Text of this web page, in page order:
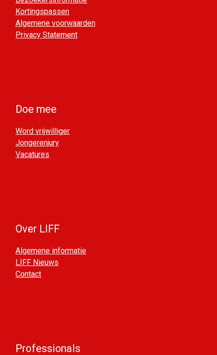
Kortingspassen
Algemene voorwaarden
Privacy Statement
Doe mee
Word vrijwilliger
Jongerenjury
Vacatures
Over LIFF
Algemene informatie
LIFF Nieuws
Contact
Professionals